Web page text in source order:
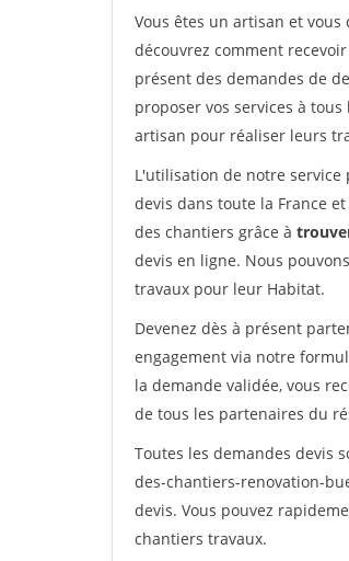
Vous êtes un artisan et
découvrez comment
présent des demandes de
proposer vos services à
artisan pour réaliser leurs
L'utilisation de notre
devis dans toute la France
des chantiers grâce à
devis en ligne. Nous
travaux pour leur Habitat.
Devenez dès à présent
engagement via notre
la demande validée, vous
de tous les partenaires du
Toutes les demandes devis
des-chantiers-renovation-
devis. Vous pouvez
chantiers travaux.